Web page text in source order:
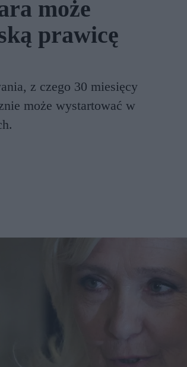
może
prawicę
z czego 30 miesięcy
może wystartować w